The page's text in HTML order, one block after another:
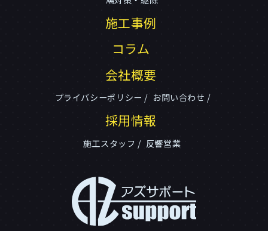
施工事例
コラム
会社概要
プライバシーポリシー お問い合わせ
採用情報
施工スタッフ 反響営業